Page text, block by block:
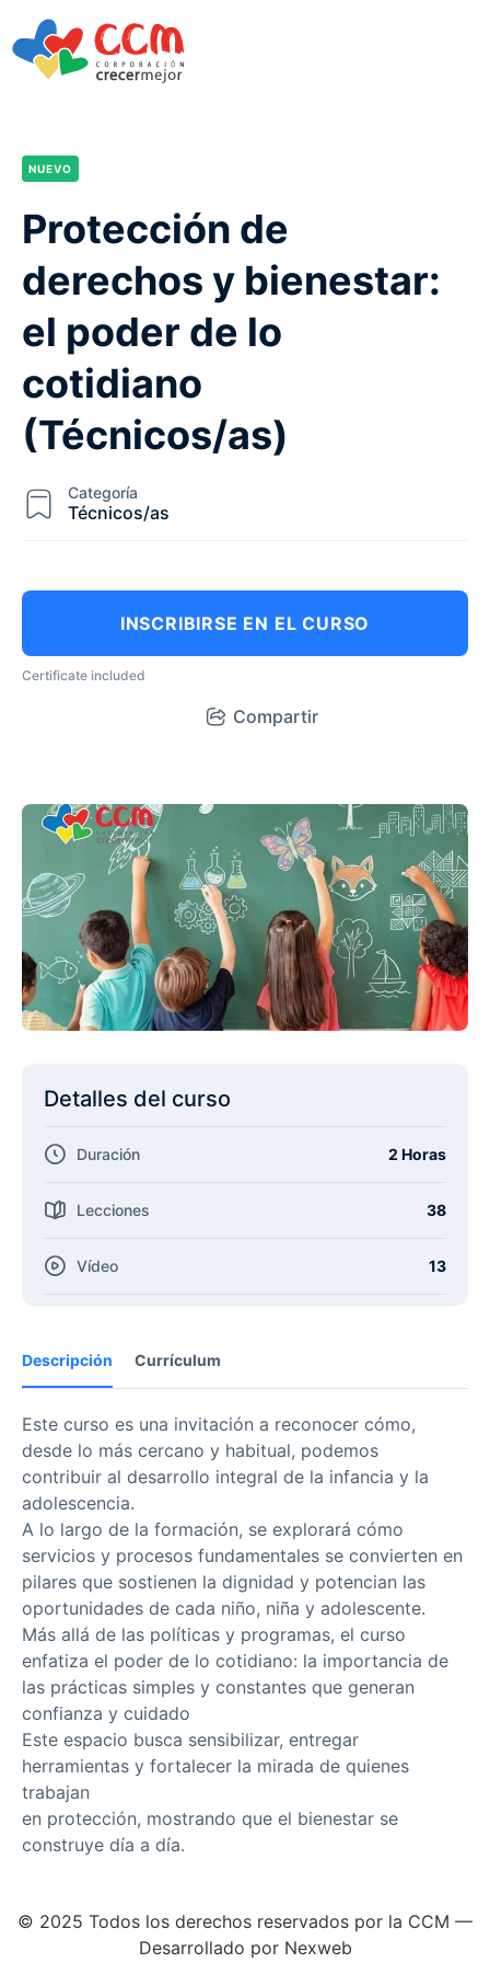
NUEVO
Categoría
Técnicos/as
Protección de
derechos y bienestar:
el poder de lo
cotidiano
(Técnicos/as)
Descripción Currículum
Este curso es una invitación a reconocer cómo,
desde lo más cercano y habitual, podemos
contribuir al desarrollo integral de la infancia y la
adolescencia.
A lo largo de la formación, se explorará cómo
servicios y procesos fundamentales se convierten en
pilares que sostienen la dignidad y potencian las
oportunidades de cada niño, niña y adolescente.
Más allá de las políticas y programas, el curso
enfatiza el poder de lo cotidiano: la importancia de
las prácticas simples y constantes que generan
confianza y cuidado
Este espacio busca sensibilizar, entregar
herramientas y fortalecer la mirada de quienes
trabajan
en protección, mostrando que el bienestar se
construye día a día.
INSCRIBIRSE EN EL CURSO
Certificate included
Compartir
Detalles del curso
Duración 2 Horas
Lecciones 38
Vídeo 13
© 2025 Todos los derechos reservados por la CCM —
Desarrollado por Nexweb